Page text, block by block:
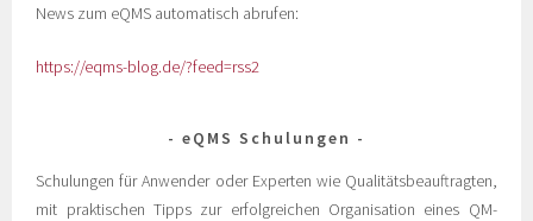
News zum eQMS automatisch abrufen:
https://eqms-blog.de/?feed=rss2
eQMS Schulungen
Schulungen für Anwender oder Experten wie Qualitätsbeauftragten,
mit praktischen Tipps zur erfolgreichen Organisation eines QM-